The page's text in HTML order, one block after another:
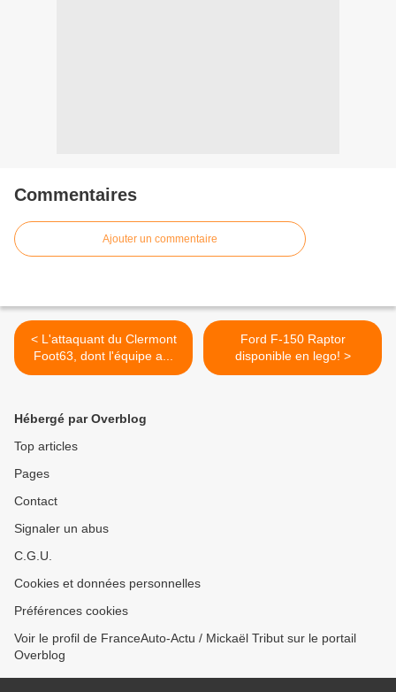
Commentaires
Ajouter un commentaire
< L'attaquant du Clermont
Foot63, dont l'équipe a...
Ford F-150 Raptor
disponible en lego! >
Hébergé par Overblog
Top articles
Pages
Contact
Signaler un abus
C.G.U.
Cookies et données personnelles
Préférences cookies
Voir le profil de FranceAuto-Actu / Mickaël Tribut sur le portail
Overblog